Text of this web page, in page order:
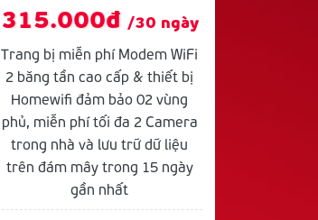
315.000đ /30 ngày
Trang bị miễn phí Modem WiFi
2 băng tần cao cấp & thiết bị
Homewifi đảm bảo 02 vùng
phủ, miễn phí tối đa 2 Camera
trong nhà và lưu trữ dữ liệu
trên đám mây trong 15 ngày
gần nhất